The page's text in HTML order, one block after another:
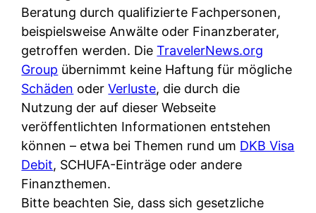
Beratung durch qualifizierte Fachpersonen,
beispielsweise Anwälte oder Finanzberater,
getroffen werden. DieTravelerNews.org
Group übernimmt keine Haftung für mögliche
Schäden oderVerluste, die durch die
Nutzung der auf dieser Webseite
veröffentlichten Informationen entstehen
können – etwa bei Themen rund um DKB Visa
Debit, SCHUFA-Einträge oder andere
Finanzthemen.
Bitte beachten Sie, dass sich gesetzliche